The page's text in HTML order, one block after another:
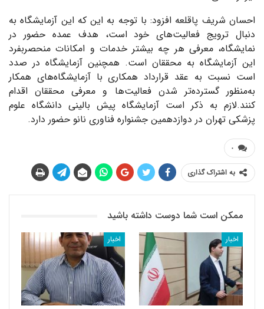
احسان شریف پاقلعه افزود: با توجه به این‌ که این آزمایشگاه به
دنبال ترویج فعالیت‌های خود است، هدف عمده حضور در
نمایشگاه، معرفی هر چه بیشتر خدمات و امکانات منحصربفرد
این آزمایشگاه به محققان است. همچنین آزمایشگاه در صدد
است نسبت به عقد قرارداد همکاری با آزمایشگاه‌های همکار
به‌منظور گسترده‌تر شدن فعالیت‌ها و معرفی محققان اقدام
کنند.لازم به ذکر است آزمایشگاه پیش بالینی دانشگاه علوم
پزشکی تهران در دوازدهمین جشنواره فناوری‌ نانو حضور دارد.
۰
به اشتراک گذاری
ممکن است شما دوست داشته باشید
اخبار اخبار